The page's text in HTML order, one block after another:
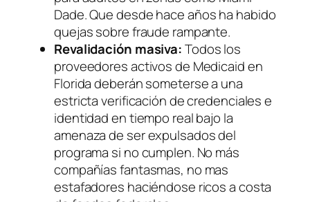
Dade. Que desde hace años ha habido
quejas sobre fraude rampante.
Revalidación masiva:Todos los
proveedores activos de Medicaid en
Florida deberán someterse a una
estricta verificación de credenciales e
identidad en tiempo real bajo la
amenaza de ser expulsados del
programa si no cumplen. No más
compañías fantasmas, no mas
estafadores haciéndose ricos a costa